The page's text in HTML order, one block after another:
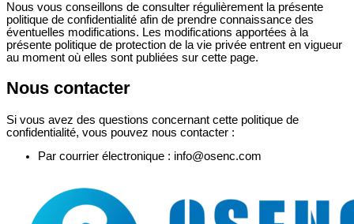
Nous vous conseillons de consulter régulièrement la présente
politique de confidentialité afin de prendre connaissance des
éventuelles modifications. Les modifications apportées à la
présente politique de protection de la vie privée entrent en vigueur
au moment où elles sont publiées sur cette page.
Nous contacter
Si vous avez des questions concernant cette politique de
confidentialité, vous pouvez nous contacter :
Par courrier électronique : info@osenc.com